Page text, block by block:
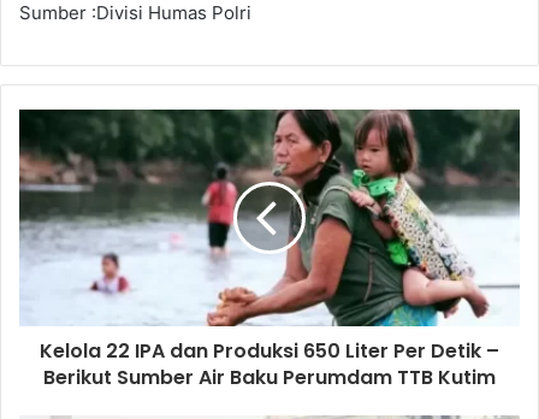
Sumber :Divisi Humas Polri
Kelola 22 IPA dan Produksi 650 Liter Per Detik –
Berikut Sumber Air Baku Perumdam TTB Kutim